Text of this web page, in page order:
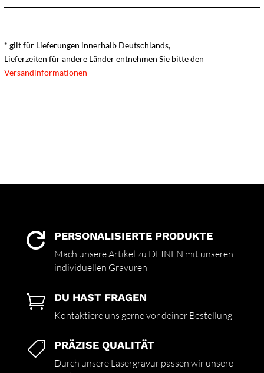
* gilt für Lieferungen innerhalb Deutschlands,
Lieferzeiten für andere Länder entnehmen Sie bitte den
Versandinformationen
 PERSONALISIERTE PRODUKTE
Mach unsere Artikel zu DEINEN mit unseren
individuellen Gravuren
 DU HAST FRAGEN
Kontaktiere uns gerne vor deiner Bestellung
 PRÄZISE QUALITÄT
Durch unsere Lasergravur passen wir unsere